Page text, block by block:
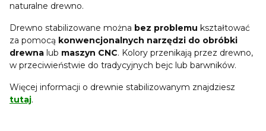
naturalne drewno.
Drewno stabilizowane można bez problemu kształtować
za pomocą konwencjonalnych narzędzi do obróbki
drewna lub maszyn CNC. Kolory przenikają przez drewno,
w przeciwieństwie do tradycyjnych bejc lub barwników.
Więcej informacji o drewnie stabilizowanym znajdziesz
tutaj.